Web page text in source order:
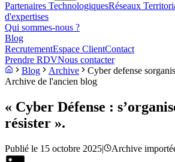
Partenaires TechnologiquesRéseaux
d'expertises
Qui sommes-nous ?
Blog
RecrutementEspace ClientContact
Prendre RDVNous contacter
Blog
Archive
Cyber defense
Archive de l'ancien blog
« Cyber Défense :
résister ».
Publié le 15 octobre 2025| Archive